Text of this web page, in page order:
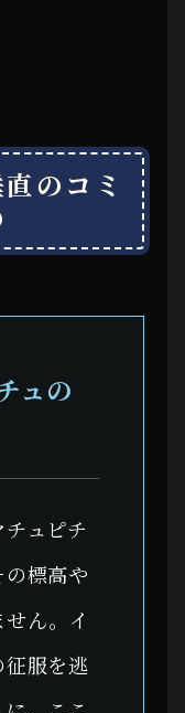
のコミ
ュの
ュピチ
標高や
ん。イ
服を逃